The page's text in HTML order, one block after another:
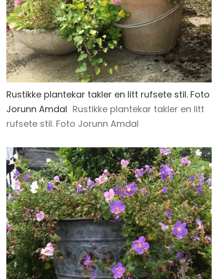
Rustikke plantekar takler en litt rufsete stil. Foto
Jorunn Amdal Rustikke plantekar takler en litt
rufsete stil. Foto Jorunn Amdal